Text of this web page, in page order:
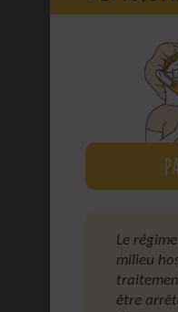
Le
milieu
être